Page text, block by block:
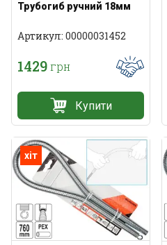
Трубогиб ручний 18мм
Артикул: 00000031452
1429грн
Купити
хіт